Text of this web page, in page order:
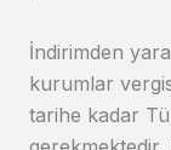
İndirimden
kurumlar
tarihe kadar